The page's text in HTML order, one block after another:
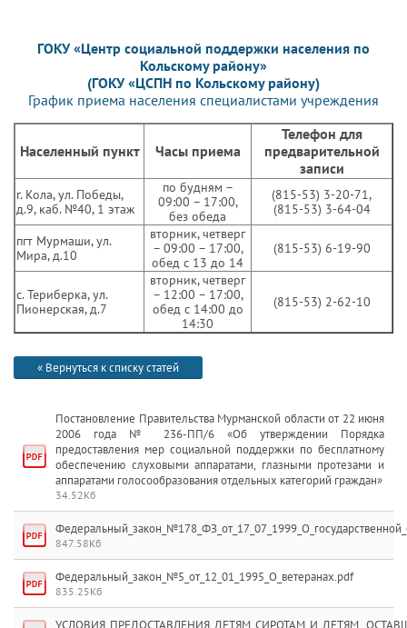
ГОКУ «Центр социальной поддержки населения по
Кольскому району»
(ГОКУ «ЦСПН по Кольскому району)
График приема населения специалистами учреждения
Населенный пункт Часы приема
Телефон для
предварительной
записи
г. Кола, ул. Победы,
д.9, каб. №40, 1 этаж
по будням –
09:00 – 17:00,
без обеда
(815-53) 3-20-71,
(815-53) 3-64-04
пгт Мурмаши, ул.
Мира, д.10
вторник, четверг
– 09:00 – 17:00,
обед с 13 до 14
(815-53) 6-19-90
с. Териберка, ул.
Пионерская, д.7
вторник, четверг
– 12:00 – 17:00,
обед с 14:00 до
14:30
(815-53) 2-62-10
« Вернуться к списку статей
Постановление Правительства Мурманской области от 22 июня
2006 года № 236-ПП/6 «Об утверждении Порядка
предоставления мер социальной поддержки по бесплатному
обеспечению слуховыми аппаратами, глазными протезами и
аппаратами голосообразования отдельных категорий граждан»
34.52Кб
847.58Кб
Федеральный_закон_№5_от_12_01_1995_О_ветеранах.pdf
835.25Кб